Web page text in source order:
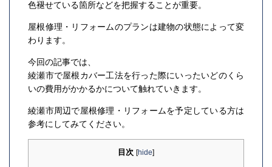
色褪せている箇所などを把握することが重要。
屋根修理・リフォームのプランは建物の状態によって変
わります。
今回の記事では、
綾瀬市で屋根カバー工法を行った際にいったいどのくら
いの費用がかかるかについて触れていきます。
綾瀬市周辺で屋根修理・リフォームを予定している方は
参考にしてみてください。
目次 [hide]